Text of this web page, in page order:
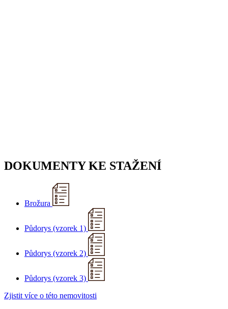
DOKUMENTY KE STAŽENÍ
Brožura
Půdorys (vzorek 1)
Půdorys (vzorek 2)
Půdorys (vzorek 3)
Zjistit více o této nemovitosti